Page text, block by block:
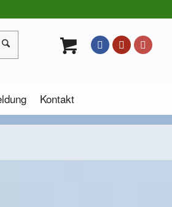
Kontakt